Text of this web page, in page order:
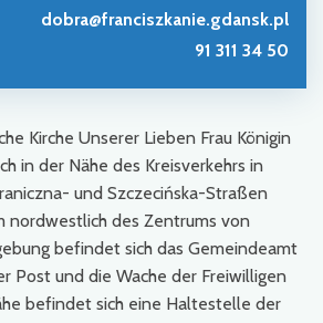
dobra@franciszkanie.gdansk.pl
91 311 34 50
Kirche Unserer Lieben Frau Königin
in der Nähe des Kreisverkehrs in
und Szczecińska-Straßen
nordwestlich des Zentrums von
befindet sich das Gemeindeamt
Post und die Wache der Freiwilligen
befindet sich eine Haltestelle der